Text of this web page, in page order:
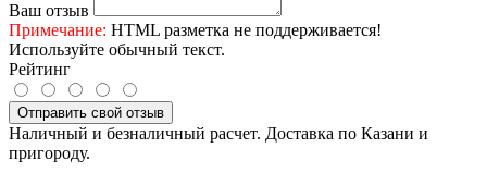
Ваш отзыв
Примечание: HTML разметка не поддерживается!
Используйте обычный текст.
Рейтинг
Отправить свой отзыв
Наличный и безналичный расчет. Доставка по Казани и
пригороду.